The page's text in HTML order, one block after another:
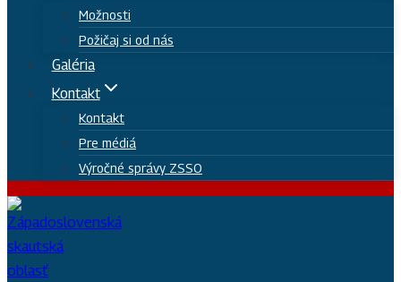
Možnosti
Požičaj si od nás
Galéria
Kontakt
Kontakt
Pre médiá
Výročné správy ZSSO